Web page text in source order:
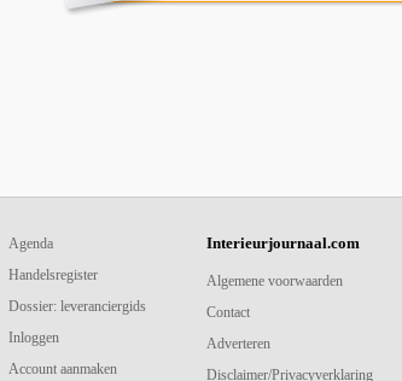
Agenda
Handelsregister
Dossier: leveranciergids
Inloggen
Account aanmaken
Interieurjournaal.com
Algemene voorwaarden
Contact
Adverteren
Disclaimer/Privacyverklaring